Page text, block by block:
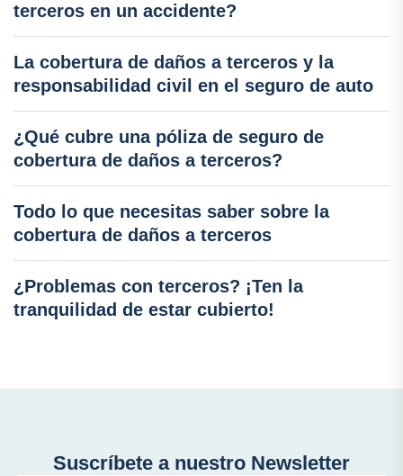
terceros en un accidente?
La cobertura de daños a terceros y la
responsabilidad civil en el seguro de auto
¿Qué cubre una póliza de seguro de
cobertura de daños a terceros?
Todo lo que necesitas saber sobre la
cobertura de daños a terceros
¿Problemas con terceros? ¡Ten la
tranquilidad de estar cubierto!
Suscríbete a nuestro Newsletter